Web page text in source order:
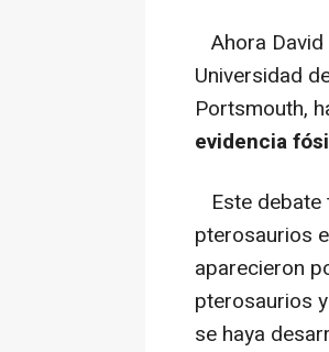
Ahora
Universidad
Portsmouth,
evidencia
Este debate
pterosaurios
aparecieron
pterosaurios
se haya